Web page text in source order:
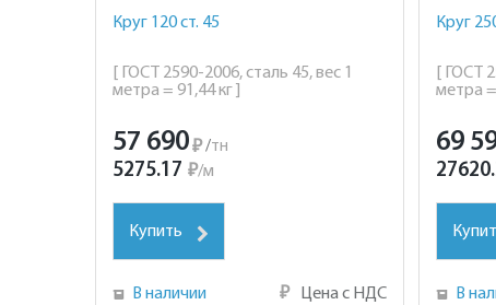
Круг 120 ст. 45
[ ГОСТ 2590-2006, сталь 45, вес 1
метра = 91,44 кг ]
57 690₽ /тн
5275.17 ₽/м
Купить
В наличии ₽ Цена с НДС
Круг
[ ГОСТ
метра =
69
В